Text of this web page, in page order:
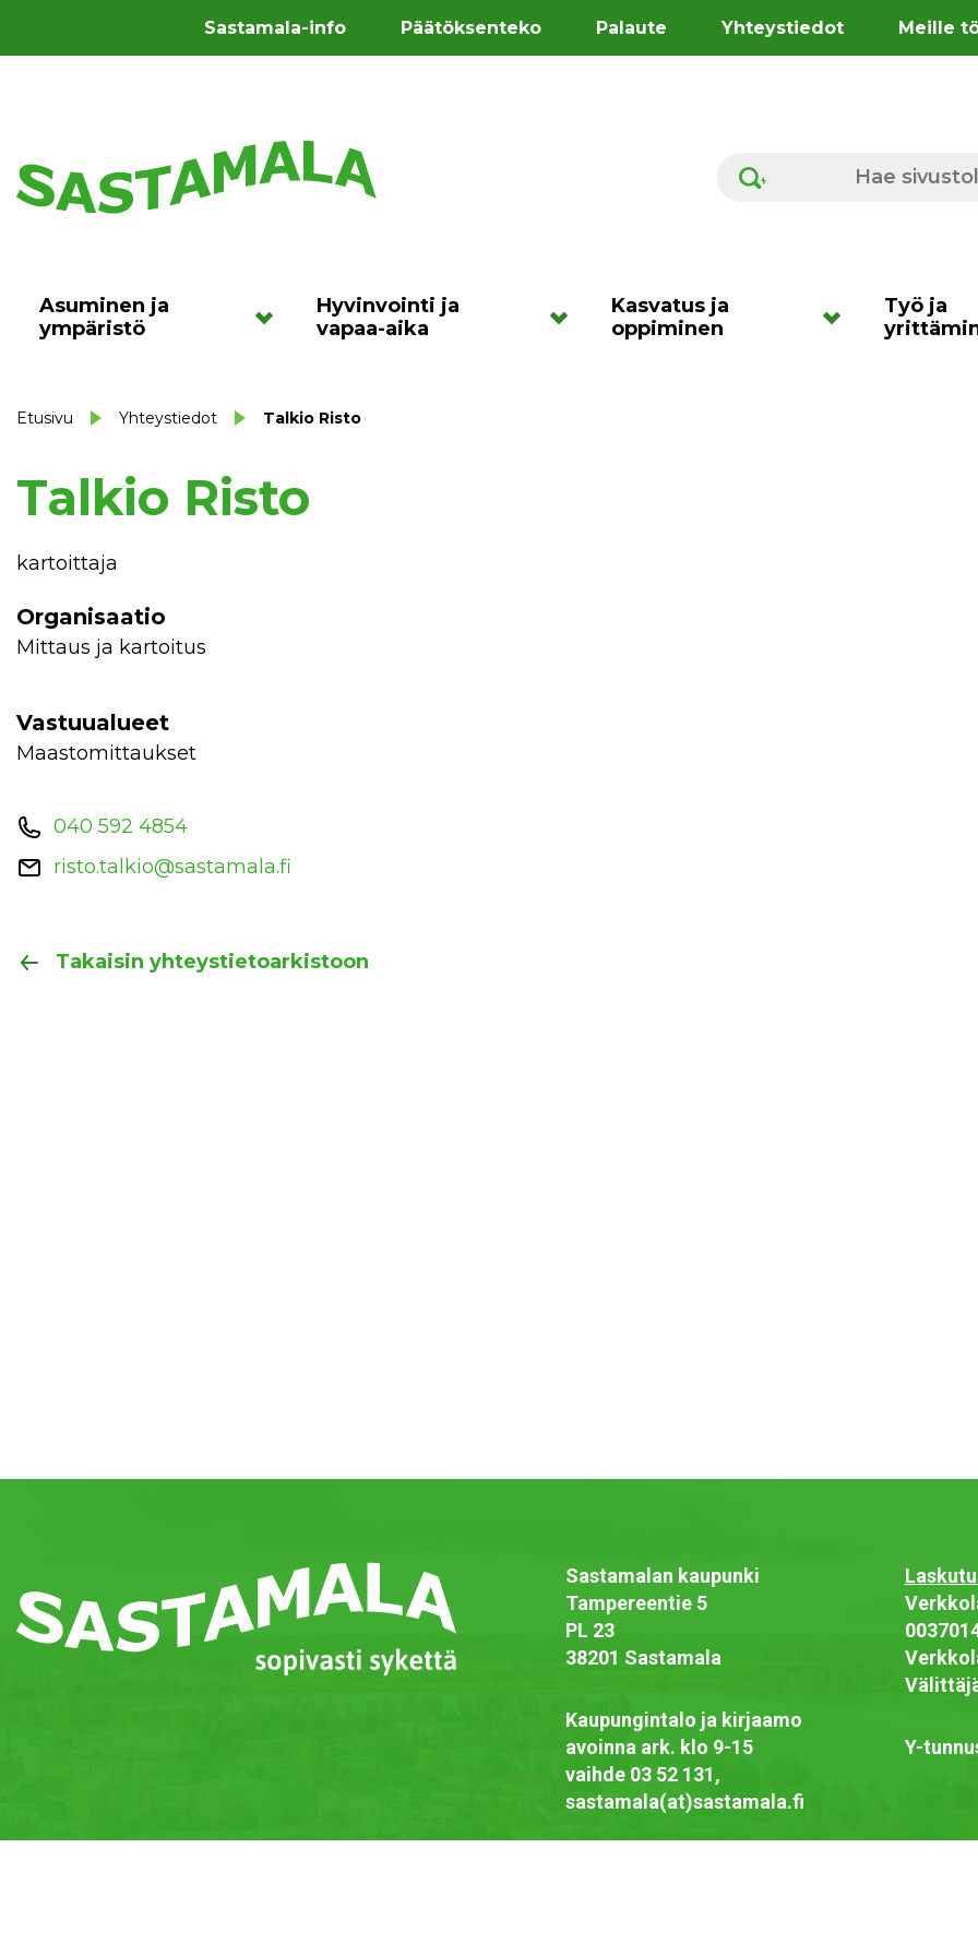
Sastamala-info Päätöksenteko Palaute Yhteystiedot Meille
Hae sivustolta
Asuminen ja
ympäristö
Hyvinvointi ja
vapaa-aika
Kasvatus ja
oppiminen
Työ ja
Etusivu Yhteystiedot Talkio Risto
Talkio Risto
kartoittaja
Organisaatio
Mittaus ja kartoitus
Vastuualueet
maastomittaukset
040 592 4854
risto.talkio@sastamala.fi
Takaisin yhteystietoarkistoon
Sastamalan kaupunki
Tampereentie 5
PL 23
38201 Sastamala
Kaupungintalo ja kirjaamo
avoinna ark. klo 9-15
vaihde 03 52 131,
sastamala(at)sastamala.fi
Y-